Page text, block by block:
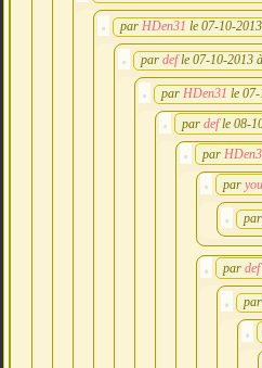
par HDen31 le 07-10-
par def le 07-10-2013
par HDen31 le
par def le 08-
par
par
par
par def
par